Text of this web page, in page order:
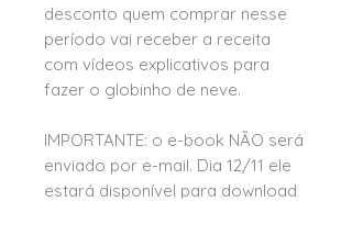
desconto quem comprar nesse
período vai receber a receita
com vídeos explicativos para
fazer o globinho de neve.
IMPORTANTE: o e-book NÃO será
enviado por e-mail. Dia 12/11 ele
estará disponível para download